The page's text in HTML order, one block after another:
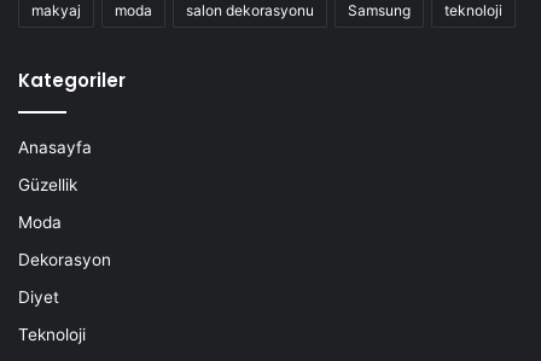
makyaj moda salon dekorasyonu Samsung teknoloji
Kategoriler
Anasayfa
Güzellik
Moda
Dekorasyon
Diyet
Teknoloji